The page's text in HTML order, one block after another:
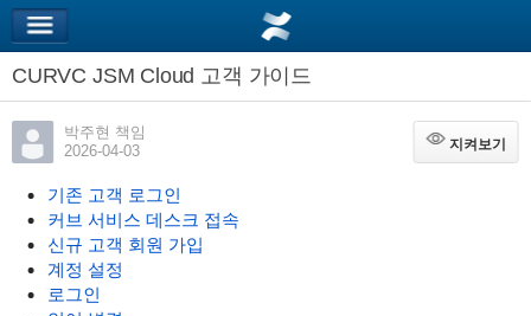
CURVC JSM Cloud 고객 가이드
박주현 책임
2026-04-03
지켜보기
지켜보기
기존 고객 로그인
커브 서비스 데스크 접속
신규 고객 회원 가입
계정 설정
로그인